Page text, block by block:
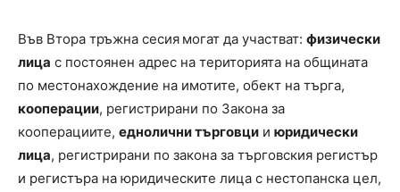
Във Втора тръжна сесия могат да участват: физически
лица с постоянен адрес на територията на общината
по местонахождение на имотите, обект на търга,
кооперации, регистрирани по Закона за
кооперациите, еднолични търговци и юридически
лица, регистрирани по закона за търговския регистър
и регистъра на юридическите лица с нестопанска цел,